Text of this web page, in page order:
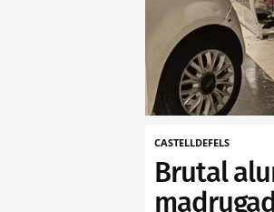
CASTELLDEFELS
Brutal